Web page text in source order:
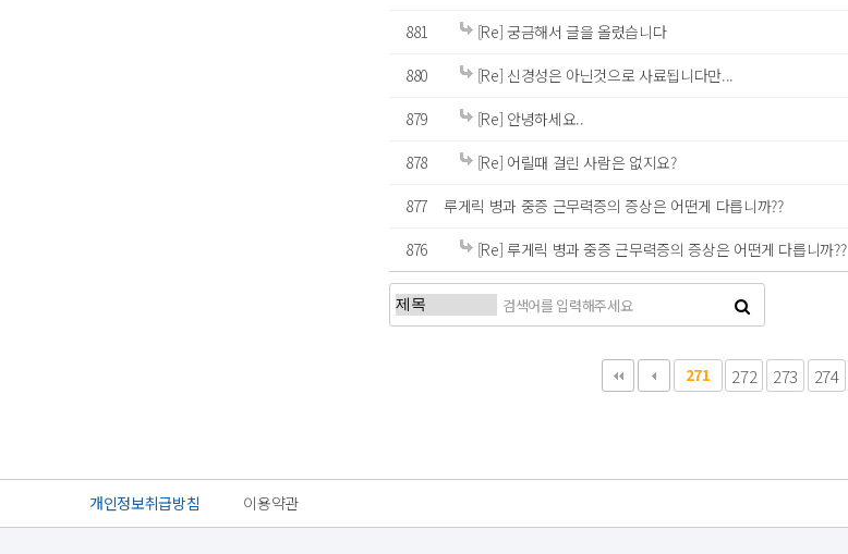
881
[Re] 궁금해서 글을 올렸습니다
880
[Re] 신경성은 아닌것으로 사료됩니다만...
879
[Re] 안녕하세요..
878
[Re] 어릴때 걸린 사람은 없지요?
877
루게릭 병과 중증 근무력증의 증상은 어떤게 다릅니까??
876
[Re] 루게릭 병과 중증 근무력증의 증상은 어떤게 다릅니까??
271 272 273 274
맨끝
개인정보취급방침 이용약관